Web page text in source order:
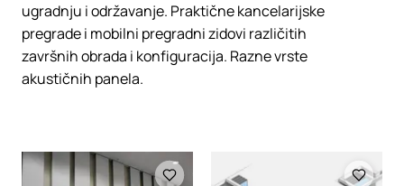
ugradnju i održavanje. Praktične kancelarijske
pregrade i mobilni pregradni zidovi različitih
završnih obrada i konfiguracija. Razne vrste
akustičnih panela.
Loading